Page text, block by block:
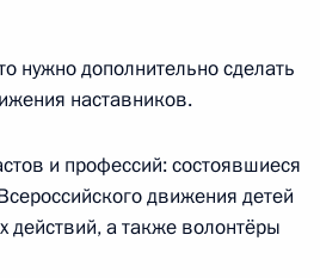
нужно дополнительно сделать
наставников.
и профессий: состоявшиеся
движения детей
а также волонтёры